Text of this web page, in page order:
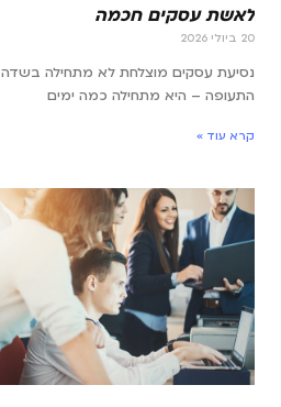
לאשת עסקים חכמה
20 ביולי 2026
נסיעת עסקים מוצלחת לא מתחילה בשדה
התעופה – היא מתחילה כמה ימים
קרא עוד »